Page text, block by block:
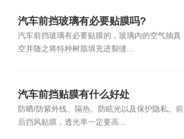
汽车前挡玻璃有必要贴膜吗?
汽车前挡玻璃有必要贴膜的，玻璃内的空气抽真
空并随之将特种树脂填充进裂缝...
汽车前挡贴膜有什么好处
防晒/防紫外线、隔热、防眩光以及保护隐私。前
后挡风贴膜，透光率一定要高...